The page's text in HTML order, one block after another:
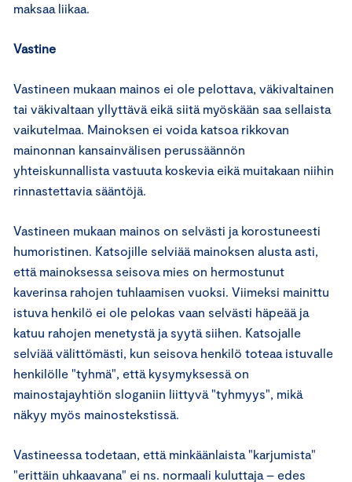
maksaa liikaa.
Vastine
Vastineen mukaan mainos ei ole pelottava, väkivaltainen
tai väkivaltaan yllyttävä eikä siitä myöskään saa sellaista
vaikutelmaa. Mainoksen ei voida katsoa rikkovan
mainonnan kansainvälisen perussäännön
yhteiskunnallista vastuuta koskevia eikä muitakaan niihin
rinnastettavia sääntöjä.
Vastineen mukaan mainos on selvästi ja korostuneesti
humoristinen. Katsojille selviää mainoksen alusta asti,
että mainoksessa seisova mies on hermostunut
kaverinsa rahojen tuhlaamisen vuoksi. Viimeksi mainittu
istuva henkilö ei ole pelokas vaan selvästi häpeää ja
katuu rahojen menetystä ja syytä siihen. Katsojalle
selviää välittömästi, kun seisova henkilö toteaa istuvalle
henkilölle "tyhmä", että kysymyksessä on
mainostajayhtiön sloganiin liittyvä "tyhmyys", mikä
näkyy myös mainostekstissä.
Vastineessa todetaan, että minkäänlaista "karjumista"
"erittäin uhkaavana" ei ns. normaali kuluttaja – edes